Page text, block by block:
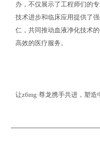
办，不仅展示了工程师们的
技术进步和临床应用提供了
仁，共同推动血液净化技术
高效的医疗服务。
让z6mg·尊龙携手共进，塑